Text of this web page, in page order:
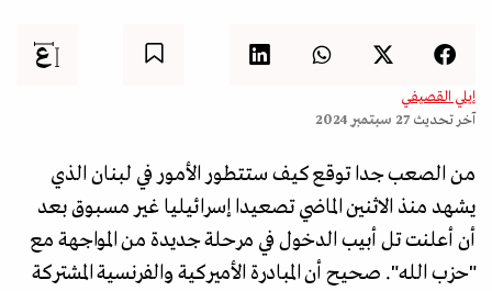
إيلي القصيفي
آخر تحديث27 سبتمبر 2024
من الصعب جدا توقع كيف ستتطور الأمور في لبنان الذي
يشهد منذ الاثنين الماضي تصعيدا إسرائيليا غير مسبوق بعد
أن أعلنت تل أبيب الدخول في مرحلة جديدة من المواجهة مع
"حزب الله". صحيح أن المبادرة الأميركية والفرنسية المشتركة